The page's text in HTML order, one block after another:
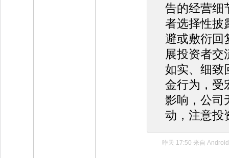
告的经营细
者选择性披
避或敷衍回
展投资者交
如实、细致
金行为，受
影响，公司
动，注意投
昨天 17:50 来自 Android